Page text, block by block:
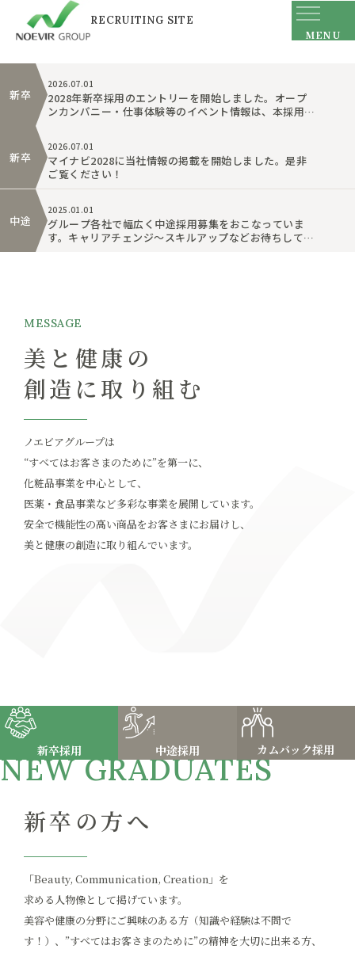
RECRUITING SITE
MENU
NOEVIR GROUP
新卒
2026.07.01
2028年新卒採用のエントリーを開始しました。オープ
ンカンパニー・仕事体験等のイベント情報は、本採用サ
新卒
2026.07.01
マイナビ2028に当社情報の掲載を開始しました。是非
ご覧ください！
中途
2025.01.01
グループ各社で幅広く中途採用募集をおこなっていま
す。キャリアチェンジ～スキルアップなどお待ちしてい
MESSAGE
美と健康の
創造に取り組む
ノエビアグループは
“すべてはお客さまのために”を第一に、
化粧品事業を中心として、
医薬・食品事業など多彩な事業を展開しています。
安全で機能性の高い商品をお客さまにお届けし、
美と健康の創造に取り組んでいます。
新卒採用 中途採用 カムバック採用
NEW GRADUATES
新卒の方へ
「Beauty, Communication, Creation」を
求める人物像として掲げています。
美容や健康の分野にご興味のある方（知識や経験は不問で
す！）、 ”すべてはお客さまのために”の精神を大切に出来る方、